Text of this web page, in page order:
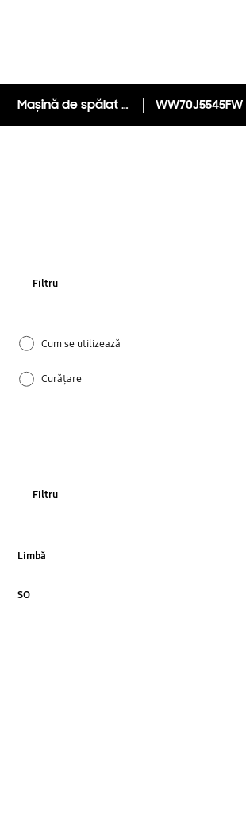
Mașină de spălat cu EcoBubble, 7 Kg WW70J5545FW WW70J5545FW
Filtru
Cum se utilizează
Curățare
REF_Altele
Filtru
Limbă
SO